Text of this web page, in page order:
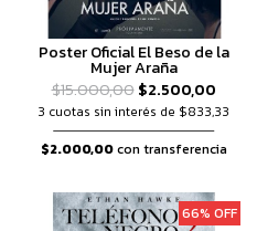
Poster Oficial El Beso de la
Mujer Araña
$15.000,00$2.500,00
3 cuotas sin interés de $833,33
$2.000,00con transferencia
66% OFF